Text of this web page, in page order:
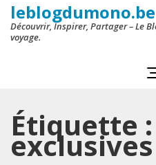
leblogdumono.be
Découvrir, Inspirer, Partager – Le
voyage.
Étiquette :
exclusives